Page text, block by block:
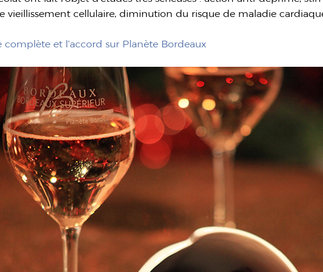
vieillissement cellulaire, diminution du risque de maladie
complète et l’accord sur Planète Bordeaux